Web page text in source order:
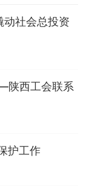
动社会总投资
陕西工会联系
护工作